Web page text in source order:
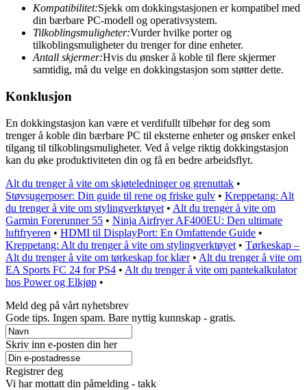
Kompatibilitet:Sjekk om dokkingstasjonen er kompatibel med
din bærbare PC-modell og operativsystem.
Tilkoblingsmuligheter:Vurder hvilke porter og
tilkoblingsmuligheter du trenger for dine enheter.
Antall skjermer:Hvis du ønsker å koble til flere skjermer
samtidig, må du velge en dokkingstasjon som støtter dette.
Konklusjon
En dokkingstasjon kan være et verdifullt tilbehør for deg som
trenger å koble din bærbare PC til eksterne enheter og ønsker enkel
tilgang til tilkoblingsmuligheter. Ved å velge riktig dokkingstasjon
kan du øke produktiviteten din og få en bedre arbeidsflyt.
Alt du trenger å vite om skjøteledninger og grenuttak •
Støvsugerposer: Din guide til rene og friske gulv • Kreppetang: Alt
du trenger å vite om stylingverktøyet • Alt du trenger å vite om
Garmin Forerunner 55 • Ninja Airfryer AF400EU: Den ultimate
luftfryeren • HDMI til DisplayPort: En Omfattende Guide •
Kreppetang: Alt du trenger å vite om stylingverktøyet • Tørkeskap –
Alt du trenger å vite om tørkeskap for klær• Alt du trenger å vite om
EA Sports FC 24 for PS4 • Alt du trenger å vite om pantekalkulator
hos Power og Elkjøp •
Meld deg på vårt nyhetsbrev
Gode ​​tips. Ingen spam. Bare nyttig kunnskap - gratis.
Skriv inn e-posten din her
Registrer deg
Vi har mottatt din påmelding - takk